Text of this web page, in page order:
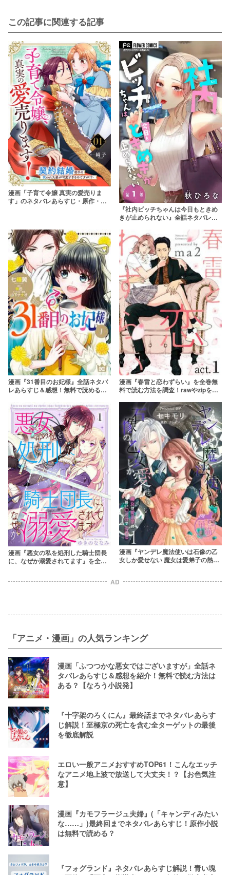
この記事に関連する記事
漫画「子育て令嬢 真実の愛売りま
す」のネタバレあらすじ・原作・無
『社内ビッチちゃんは今日もときめ
きが止められない』全話ネタバレあ
を使わずに安全に読もう
漫画『31番目のお妃様』全話ネタバ
レあらすじ＆感想！無料で読める？
漫画『春雷と恋わずらい』を全巻無
料で読む方法を調査！rawやzipを使
【ma2】
漫画『悪女の私を処刑した騎士団長
に、なぜか溺愛されてます』を全巻
漫画『ヤンデレ魔法使いは石像の乙
女しか愛せない 魔女は愛弟子の熱い
弟子がヤンデレ領主に！？
AD
「アニメ・漫画」の人気ランキング
漫画「ふつつかな悪女ではございますが」全話ネ
タバレあらすじ＆感想を紹介！無料で読む方法は
ある？【なろう小説発】
『十字架のろくにん』最終話までネタバレあらす
じ解説！至極京の死亡を含む全ターゲットの最後
を徹底解説
エロい一般アニメおすすめTOP61！こんなエッチ
なアニメ地上波で放送して大丈夫！？【お色気注
意】
漫画『カモフラージュ夫婦』(「キャンディみたい
な……」)最終回までネタバレあらすじ！原作小説
は無料で読める？
『フォグランド』ネタバレあらすじ解説！青い塊